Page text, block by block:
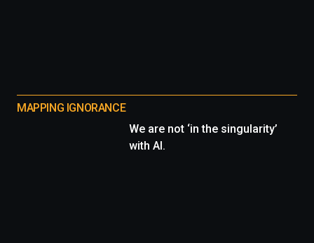
MAPPING IGNORANCE
We are not ‘in the singularity’
with AI.